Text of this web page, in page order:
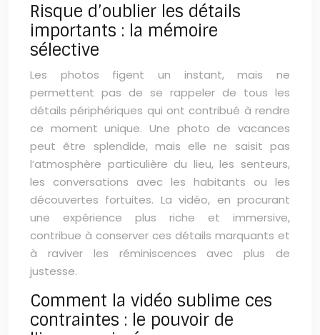
Risque d’oublier les détails
importants : la mémoire
sélective
Les photos figent un instant, mais ne
permettent pas de se rappeler de tous les
détails périphériques qui ont contribué à rendre
ce moment unique. Une photo de vacances
peut être splendide, mais elle ne saisit pas
l’atmosphère particulière du lieu, les senteurs,
les conversations avec les habitants ou les
découvertes fortuites. La vidéo, en procurant
une expérience plus riche et immersive,
contribue à conserver ces détails marquants et
à raviver les réminiscences avec plus de
justesse.
Comment la vidéo sublime ces
contraintes : le pouvoir de